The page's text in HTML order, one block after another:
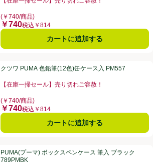
(￥740/商品)
価格
￥740税込￥814
カートに追加する
色)缶ケース入 PM557
5点中0.0点。
クツワ PUMA 色鉛筆(12色)缶ケース入 PM557
【在庫一掃セール】売り切れご容赦！
(￥740/商品)
価格
￥740税込￥814
カートに追加する
ペンケース 筆入 ブラック 789PMBK
5点中0.0点。
PUMA(プーマ) ボックスペンケース 筆入 ブラック
789PMBK